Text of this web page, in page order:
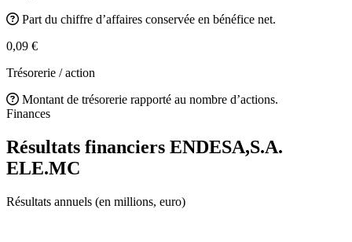
Part du chiffre d’affaires conservée en bénéfice net.
0,09 €
Trésorerie / action
Montant de trésorerie rapporté au nombre d’actions.
Finances
Résultats financiers ENDESA,S.A.
ELE.MC
Résultats annuels (en millions, euro)